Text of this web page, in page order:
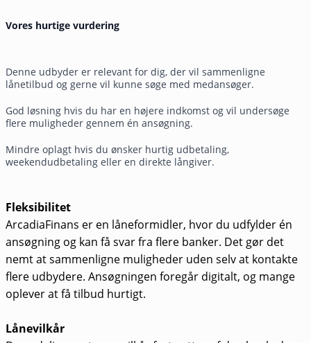
Vores hurtige vurdering
Denne udbyder er relevant for dig, der vil sammenligne
lånetilbud og gerne vil kunne søge med medansøger.
God løsning hvis du har en højere indkomst og vil undersøge
flere muligheder gennem én ansøgning.
Mindre oplagt hvis du ønsker hurtig udbetaling,
weekendudbetaling eller en direkte långiver.
Fleksibilitet
ArcadiaFinans er en låneformidler, hvor du udfylder én
ansøgning og kan få svar fra flere banker. Det gør det
nemt at sammenligne muligheder uden selv at kontakte
flere udbydere. Ansøgningen foregår digitalt, og mange
oplever at få tilbud hurtigt.
Lånevilkår